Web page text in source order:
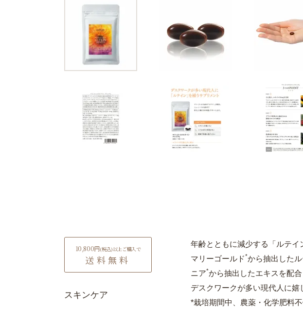
10,800円(税込)以上ご購入で
送料無料
スキンケア
年齢とともに減少する「ルテイ
マリーゴールド*から抽出した
ニア*から抽出したエキスを配合
デスクワークが多い現代人に嬉
*栽培期間中、農薬・化学肥料不